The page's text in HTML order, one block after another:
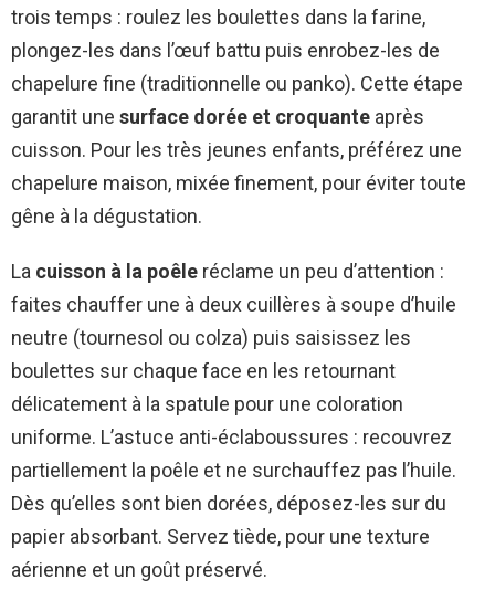
trois temps : roulez les boulettes dans la farine,
plongez-les dans l’œuf battu puis enrobez-les de
chapelure fine (traditionnelle ou panko). Cette étape
garantit une surface dorée et croquante après
cuisson. Pour les très jeunes enfants, préférez une
chapelure maison, mixée finement, pour éviter toute
gêne à la dégustation.
La cuisson à la poêle réclame un peu d’attention :
faites chauffer une à deux cuillères à soupe d’huile
neutre (tournesol ou colza) puis saisissez les
boulettes sur chaque face en les retournant
délicatement à la spatule pour une coloration
uniforme. L’astuce anti-éclaboussures : recouvrez
partiellement la poêle et ne surchauffez pas l’huile.
Dès qu’elles sont bien dorées, déposez-les sur du
papier absorbant. Servez tiède, pour une texture
aérienne et un goût préservé.